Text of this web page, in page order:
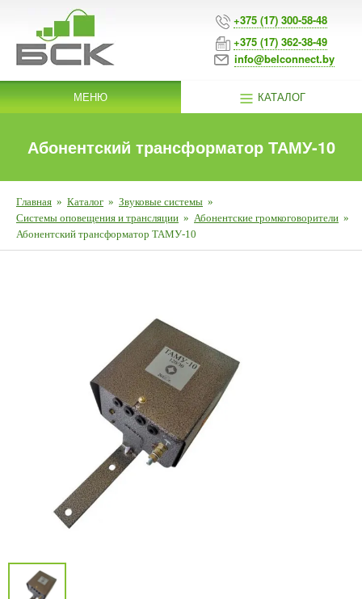
+375 (17) 300-58-48
+375 (17) 362-38-49
info@belconnect.by
МЕНЮ КАТАЛОГ
Абонентский трансформатор ТАМУ-10
Главная » Каталог » Звуковые системы »
Системы оповещения и трансляции » Абонентские громкоговорители »
Абонентский трансформатор ТАМУ-10